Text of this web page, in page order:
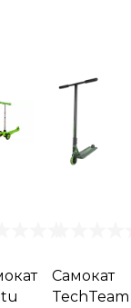
Самокат
TechTeam